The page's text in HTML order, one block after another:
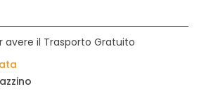
avere il Trasporto Gratuito